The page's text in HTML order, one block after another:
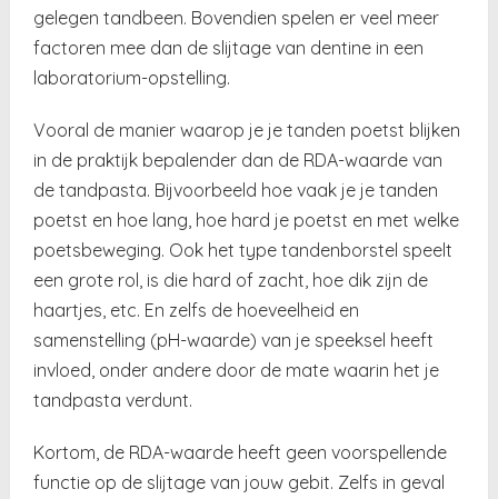
gelegen tandbeen. Bovendien spelen er veel meer
factoren mee dan de slijtage van dentine in een
laboratorium-opstelling.
Vooral de manier waarop je je tanden poetst blijken
in de praktijk bepalender dan de RDA-waarde van
de tandpasta. Bijvoorbeeld hoe vaak je je tanden
poetst en hoe lang, hoe hard je poetst en met welke
poetsbeweging. Ook het type tandenborstel speelt
een grote rol, is die hard of zacht, hoe dik zijn de
haartjes, etc. En zelfs de hoeveelheid en
samenstelling (pH-waarde) van je speeksel heeft
invloed, onder andere door de mate waarin het je
tandpasta verdunt.
Kortom, de RDA-waarde heeft geen voorspellende
functie op de slijtage van jouw gebit. Zelfs in geval